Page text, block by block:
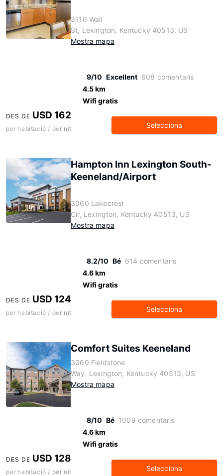
3110 Wall
St, Lexington, Kentucky 40513, US
Mostra mapa
9/10 Excellent 608 comentaris
4.5 km
Wifi gratis
DES DE USD 162
per habitació / per nit Selecciona
Hampton Inn Lexington South-
Keeneland/Airport
3060 Lakecrest
Cir, Lexington, Kentucky 40513, US
Mostra mapa
8.2/10 Bé 614 comentaris
4.6 km
Wifi gratis
DES DE USD 124
per habitació / per nit Selecciona
Comfort Suites Keeneland
3060 Fieldstone
Way, Lexington, Kentucky 40513, US
Mostra mapa
8/10 Bé 1009 comentaris
4.6 km
Wifi gratis
DES DE USD 128
per habitació / per nit Selecciona